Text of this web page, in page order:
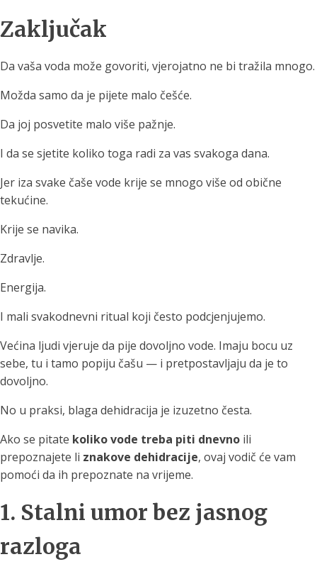
Zaključak
Da vaša voda može govoriti, vjerojatno ne bi tražila mnogo.
Možda samo da je pijete malo češće.
Da joj posvetite malo više pažnje.
I da se sjetite koliko toga radi za vas svakoga dana.
Jer iza svake čaše vode krije se mnogo više od obične
tekućine.
Krije se navika.
Zdravlje.
Energija.
I mali svakodnevni ritual koji često podcjenjujemo.
Većina ljudi vjeruje da pije dovoljno vode. Imaju bocu uz
sebe, tu i tamo popiju čašu — i pretpostavljaju da je to
dovoljno.
No u praksi, blaga dehidracija je izuzetno česta.
Ako se pitate koliko vode treba piti dnevno ili
prepoznajete li znakove dehidracije, ovaj vodič će vam
pomoći da ih prepoznate na vrijeme.
1. Stalni umor bez jasnog
razloga